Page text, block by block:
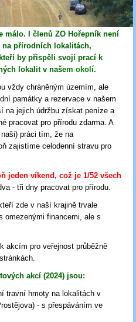
I členů ZO Hořepník není
přírodních lokalitách,
by přispěli svojí prací k
lokalit v našem okolí.
vždy chráněným územím, ale
památky a rezervace v našem
na jejich údržbu získat peníze a
pracovat pro přírodu zdarma. A
práci tím, že na
zajistíme celodenní stravu pro
jeden víkend, což je 1/52 všech
- tři dny pracovat pro přírodu.
zde v naší krajině trvale
omezenými financemi, ale s
akcím pro veřejnost průběžně
akcí (2024) jsou:
travní hmoty na lokalitách v
- s přespáváním ve